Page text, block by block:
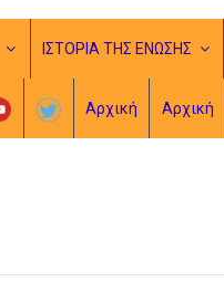
ΙΣΤΟΡΙΑ ΤΗΣ ΕΝΩΣΗΣ
Αρχική Αρχική